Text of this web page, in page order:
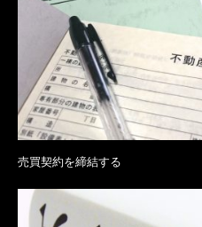
売買契約を締結する